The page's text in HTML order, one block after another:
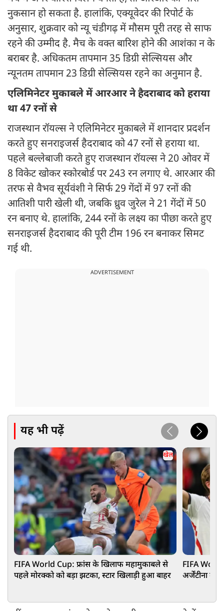
नुकसान हो सकता है. हालांकि, एक्यूवेदर की रिपोर्ट के
अनुसार, शुक्रवार को न्यू चंडीगढ़ में मौसम पूरी तरह से साफ
रहने की उम्मीद है. मैच के वक्त बारिश होने की आशंका न के
बराबर है. अधिकतम तापमान 35 डिग्री सेल्सियस और
न्यूनतम तापमान 23 डिग्री सेल्सियस रहने का अनुमान है.
एलिमिनेटर मुकाबले में आरआर ने हैदराबाद को हराया
था 47 रनों से
राजस्थान रॉयल्स ने एलिमिनेटर मुकाबले में शानदार प्रदर्शन
करते हुए सनराइजर्स हैदराबाद को 47 रनों से हराया था.
पहले बल्लेबाजी करते हुए राजस्थान रॉयल्स ने 20 ओवर में
8 विकेट खोकर स्कोरबोर्ड पर 243 रन लगाए थे. आरआर की
तरफ से वैभव सूर्यवंशी ने सिर्फ 29 गेंदों में 97 रनों की
आतिशी पारी खेली थी, जबकि ध्रुव जुरेल ने 21 गेंदों में 50
रन बनाए थे. हालांकि, 244 रनों के लक्ष्य का पीछा करते हुए
सनराइजर्स हैदराबाद की पूरी टीम 196 रन बनाकर सिमट
गई थी.
ADVERTISEMENT
यह भी पढ़ें
खेल
FIFA World Cup: फ्रांस के खिलाफ महामुकाबले से
पहले मोरक्को को बड़ा झटका, स्टार खिलाड़ी हुआ बाहर
FIFA
अर्जेंटीना में